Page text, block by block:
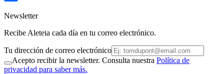
Newsletter
Recibe Aleteia cada día en tu correo electrónico.
Tu dirección de correo electrónico
Acepto recibir la newsletter. Consulta nuestra Política de
privacidad para saber más.